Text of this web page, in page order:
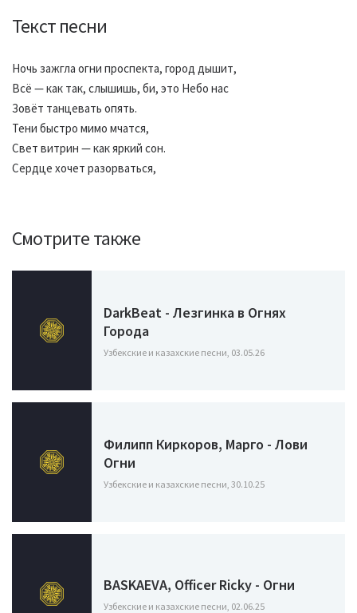
Текст песни
Ночь зажгла огни проспекта, город дышит,
Всё — как так, слышишь, би, это Небо нас
Зовёт танцевать опять.
Тени быстро мимо мчатся,
Свет витрин — как яркий сон.
Сердце хочет разорваться,
Смотрите также
DarkBeat - Лезгинка в Огнях
Города
Узбекские и казахские песни, 03.05.26
Филипп Киркоров, Марго - Лови
Огни
Узбекские и казахские песни, 30.10.25
BASKAEVA, Officer Ricky - Огни
Узбекские и казахские песни, 02.06.25